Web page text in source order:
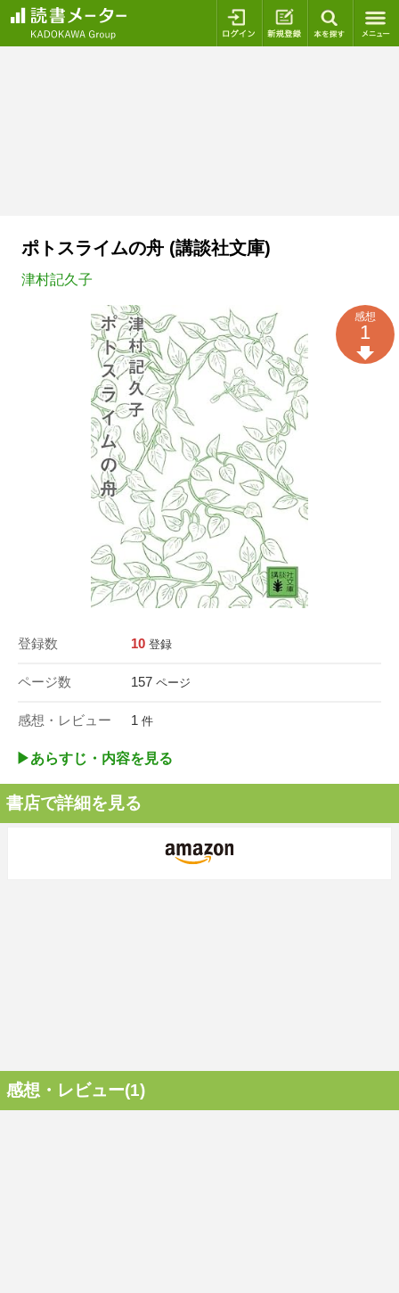
ログイン 新規登録
ポトスライムの舟 (講談社文庫)
津村記久子
登録数 10 登録
ページ数 157 ページ
感想・レビュー 1 件
感想
1
▶︎あらすじ・内容を見る
書店で詳細を見る
感想・レビュー(1)